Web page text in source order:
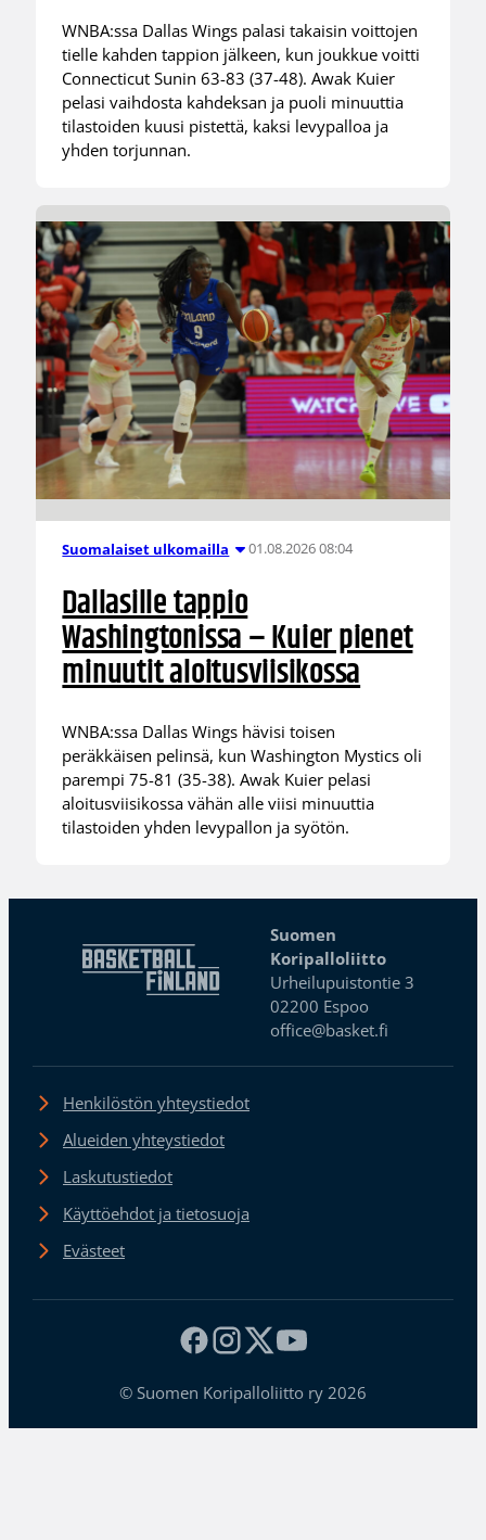
WNBA:ssa Dallas Wings palasi takaisin voittojen
tielle kahden tappion jälkeen, kun joukkue voitti
Connecticut Sunin 63-83 (37-48). Awak Kuier
pelasi vaihdosta kahdeksan ja puoli minuuttia
tilastoiden kuusi pistettä, kaksi levypalloa ja
yhden torjunnan.
Suomalaiset ulkomailla 01.08.2026 08:04
Dallasille tappio
Washingtonissa – Kuier pienet
minuutit aloitusviisikossa
WNBA:ssa Dallas Wings hävisi toisen
peräkkäisen pelinsä, kun Washington Mystics oli
parempi 75-81 (35-38). Awak Kuier pelasi
aloitusviisikossa vähän alle viisi minuuttia
tilastoiden yhden levypallon ja syötön.
Suomen
Koripalloliitto
Urheilupuistontie 3
02200 Espoo
office@basket.fi
Henkilöstön yhteystiedot
Alueiden yhteystiedot
Laskutustiedot
Käyttöehdot ja tietosuoja
Evästeet
© Suomen Koripalloliitto ry 2026